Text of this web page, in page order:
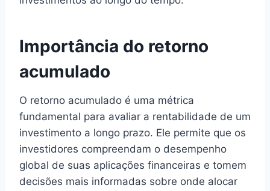
Importância do retorno
acumulado
O retorno acumulado é uma métrica
fundamental para avaliar a rentabilidade de um
investimento a longo prazo. Ele permite que os
investidores compreendam o desempenho
global de suas aplicações financeiras e tomem
decisões mais informadas sobre onde alocar